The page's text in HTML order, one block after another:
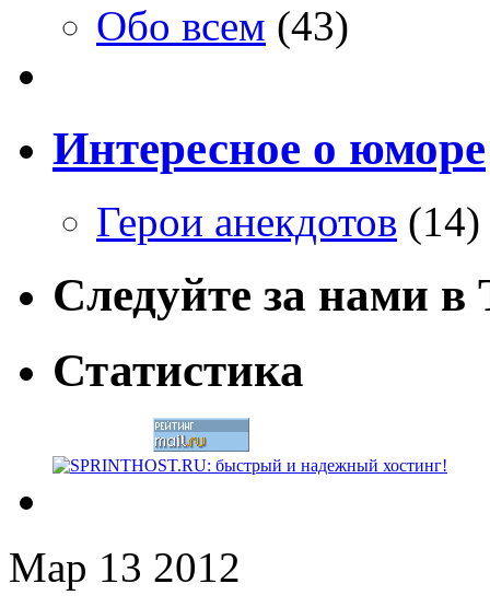
Обо всем (43)
Интересное о юморе
Герои анекдотов (14)
Следуйте за нами
Статистика
Мар 13 2012